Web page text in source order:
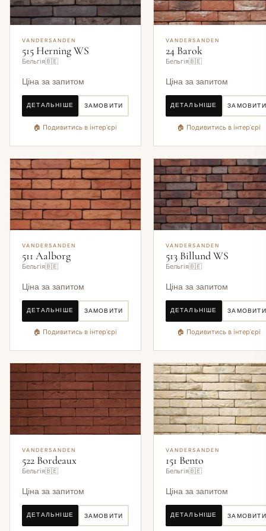
VANDERSANDEN
515 Herning WS
Бельгія🇧🇪
Ціна за запитом
ДЕТАЛЬНІШЕ ЗАМОВИТИ
🏠 Подивитись в інтер'єрі
VANDERSANDEN
24 Barok
Бельгія🇧🇪
Ціна за запитом
ДЕТАЛЬНІШЕ ЗАМОВИТИ
🏠 Подивитись в інтер'єрі
VANDERSANDEN
511 Aalborg
Бельгія🇧🇪
Ціна за запитом
ДЕТАЛЬНІШЕ ЗАМОВИТИ
🏠 Подивитись в інтер'єрі
VANDERSANDEN
513 Billund WS
Бельгія🇧🇪
Ціна за запитом
ДЕТАЛЬНІШЕ ЗАМОВИТИ
🏠 Подивитись в інтер'єрі
VANDERSANDEN
522 Bordeaux
Бельгія🇧🇪
Ціна за запитом
ДЕТАЛЬНІШЕ ЗАМОВИТИ
VANDERSANDEN
151 Bento
Бельгія🇧🇪
Ціна за запитом
ДЕТАЛЬНІШЕ ЗАМОВИТИ